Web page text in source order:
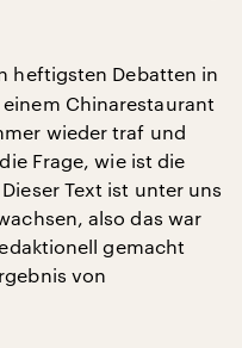
heftigsten Debatten in
Chinarestaurant
wieder traf und
Frage, wie ist die
Text ist unter uns
also das war
gemacht
von